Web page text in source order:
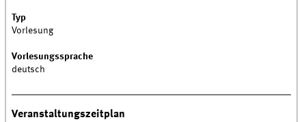
Typ
Vorlesung
Vorlesungssprache
deutsch
Veranstaltungszeitplan